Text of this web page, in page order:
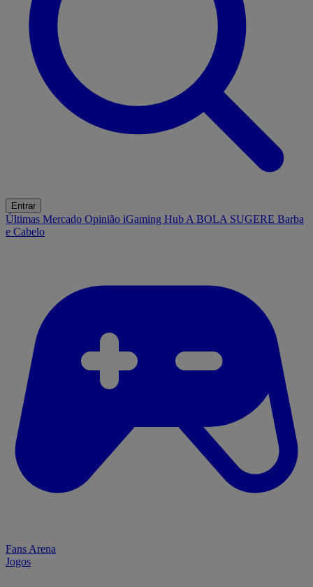
Entrar
Últimas Mercado Opinião iGaming Hub A BOLA SUGERE Barba
e Cabelo
Fans Arena
Jogos